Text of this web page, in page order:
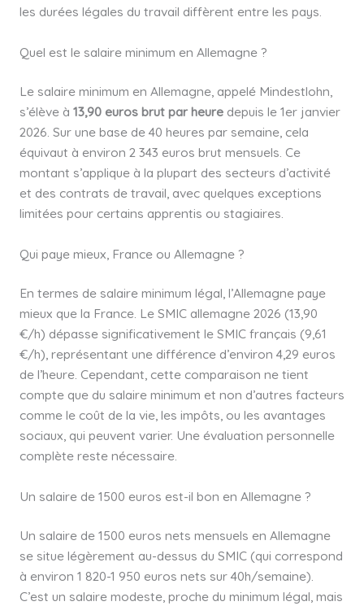
les durées légales du travail diffèrent entre les pays.
Quel est le salaire minimum en Allemagne ?
Le salaire minimum en Allemagne, appelé Mindestlohn,
s’élève à 13,90 euros brut par heuredepuis le 1er janvier
2026. Sur une base de 40 heures par semaine, cela
équivaut à environ 2 343 euros brut mensuels. Ce
montant s’applique à la plupart des secteurs d’activité
et des contrats de travail, avec quelques exceptions
limitées pour certains apprentis ou stagiaires.
Qui paye mieux, France ou Allemagne ?
En termes de salaire minimum légal, l’Allemagne paye
mieux que la France. Le SMIC allemagne 2026 (13,90
€/h) dépasse significativement le SMIC français (9,61
€/h), représentant une différence d’environ 4,29 euros
de l’heure. Cependant, cette comparaison ne tient
compte que du salaire minimum et non d’autres facteurs
comme le coût de la vie, les impôts, ou les avantages
sociaux, qui peuvent varier. Une évaluation personnelle
complète reste nécessaire.
Un salaire de 1500 euros est-il bon en Allemagne ?
Un salaire de 1500 euros nets mensuels en Allemagne
se situe légèrement au-dessus du SMIC (qui correspond
à environ 1 820-1 950 euros nets sur 40h/semaine).
C’est un salaire modeste, proche du minimum légal, mais